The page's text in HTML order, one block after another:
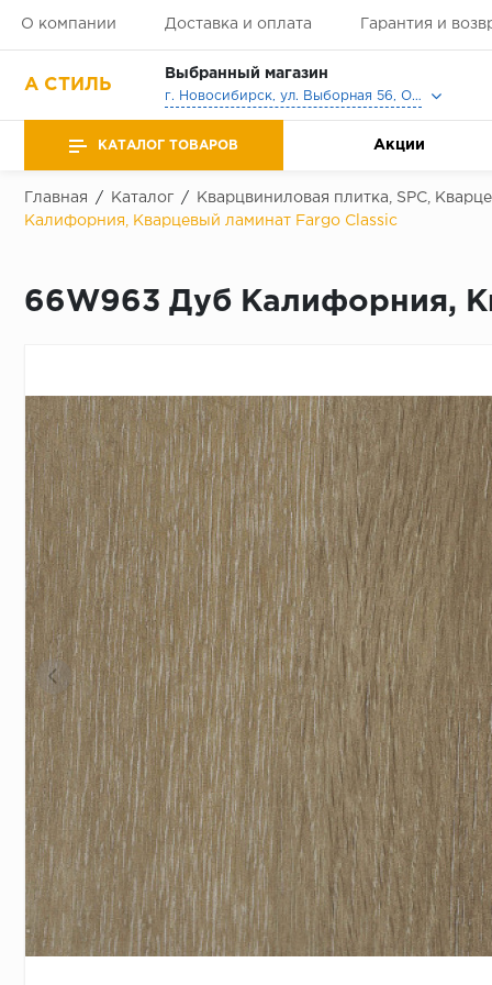
О компании Доставка и оплата Гарантия и
А СТИЛЬ
Выбранный магазин
г. Новосибирск, ул. Выборная 56, Офис, Выставочный зал
КАТАЛОГ ТОВАРОВ Акции
Главная / Каталог / Кварцвиниловая плитка, SPC,
Калифорния, Кварцевый ламинат Fargo Classic
66W963 Дуб Калифорния,